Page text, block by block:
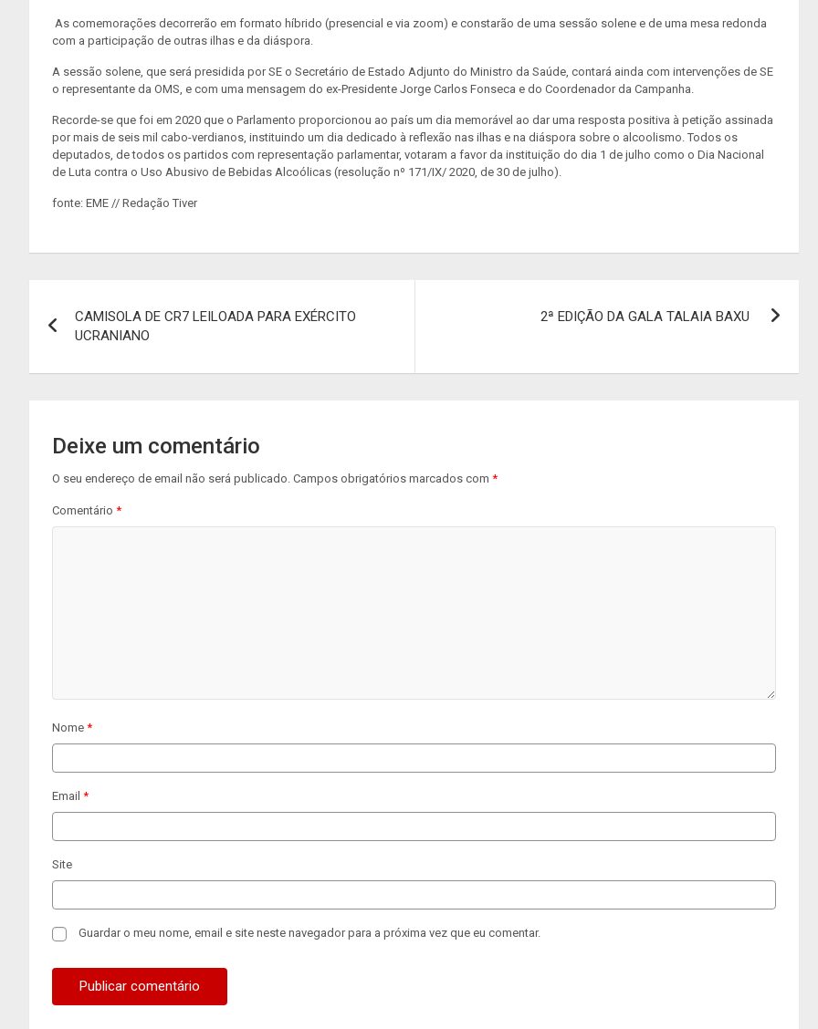
As comemorações decorrerão em formato híbrido (presencial e via zoom) e constarão de uma sessão solene e de uma mesa redonda
com a participação de outras ilhas e da diáspora.
A sessão solene, que será presidida por SE o Secretário de Estado Adjunto do Ministro da Saúde, contará ainda com intervenções de SE
o representante da OMS, e com uma mensagem do ex-Presidente Jorge Carlos Fonseca e do Coordenador da Campanha.
Recorde-se que foi em 2020 que o Parlamento proporcionou ao país um dia memorável ao dar uma resposta positiva à petição assinada
por mais de seis mil cabo-verdianos, instituindo um dia dedicado à reflexão nas ilhas e na diáspora sobre o alcoolismo. Todos os
deputados, de todos os partidos com representação parlamentar, votaram a favor da instituição do dia 1 de julho como o Dia Nacional
de Luta contra o Uso Abusivo de Bebidas Alcoólicas (resolução nº 171/IX/ 2020, de 30 de julho).
fonte: EME // Redação Tiver
de
artigos
CAMISOLA DE CR7 LEILOADA PARA EXÉRCITO
UCRANIANO
2ª EDIÇÃO DA GALA TALAIA BAXU
Deixe um comentário
O seu endereço de email não será publicado. Campos obrigatórios marcados com *
Comentário *
Nome *
Email *
Site
Guardar o meu nome, email e site neste navegador para a próxima vez que eu comentar.